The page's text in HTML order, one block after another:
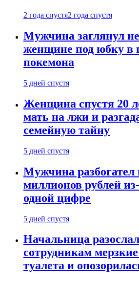
2 года спустя2 года спустя
Мужчина заглянул
женщине под юбку в
покемона
5 дней спустя
Женщина спустя 20
мать на лжи и
семейную тайну
5 дней спустя
Мужчина разбогател
миллионов рублей
одной цифре
5 дней спустя
Начальница
сотрудникам
туалета и